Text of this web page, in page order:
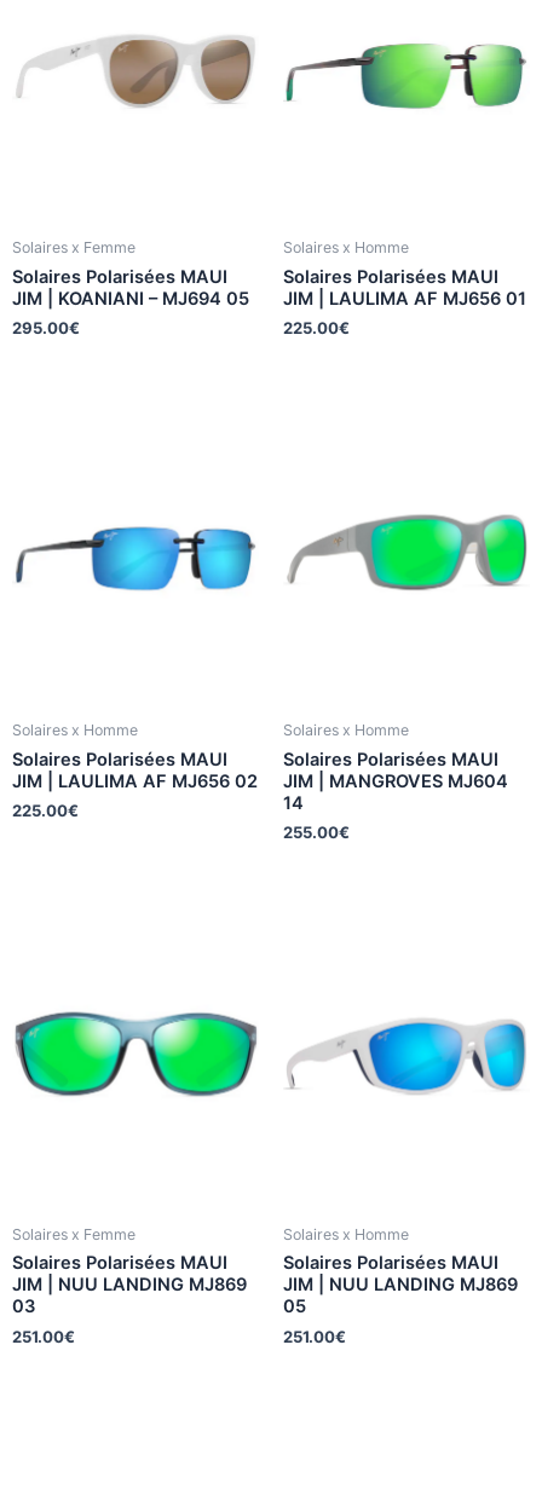
Solaires x Femme
Solaires Polarisées MAUI
JIM | KOANIANI – MJ694 05
295.00€
Solaires x Homme
Solaires Polarisées MAUI
JIM | LAULIMA AF MJ656 01
225.00€
Solaires x Homme
Solaires Polarisées MAUI
JIM | LAULIMA AF MJ656 02
225.00€
Solaires x Homme
Solaires Polarisées MAUI
JIM | MANGROVES MJ604
14
255.00€
Solaires x Femme
Solaires Polarisées MAUI
JIM | NUU LANDING MJ869
03
251.00€
Solaires x Homme
Solaires Polarisées MAUI
JIM | NUU LANDING MJ869
05
251.00€